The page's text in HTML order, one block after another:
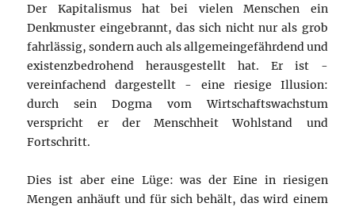
Der Kapitalismus hat bei vielen Menschen ein
Denkmuster eingebrannt, das sich nicht nur als grob
fahrlässig, sondern auch als allgemeingefährdend und
existenzbedrohend herausgestellt hat. Er ist -
vereinfachend dargestellt - eine riesige Illusion:
durch sein Dogma vom Wirtschaftswachstum
verspricht er der Menschheit Wohlstand und
Fortschritt.
Dies ist aber eine Lüge: was der Eine in riesigen
Mengen anhäuft und für sich behält, das wird einem